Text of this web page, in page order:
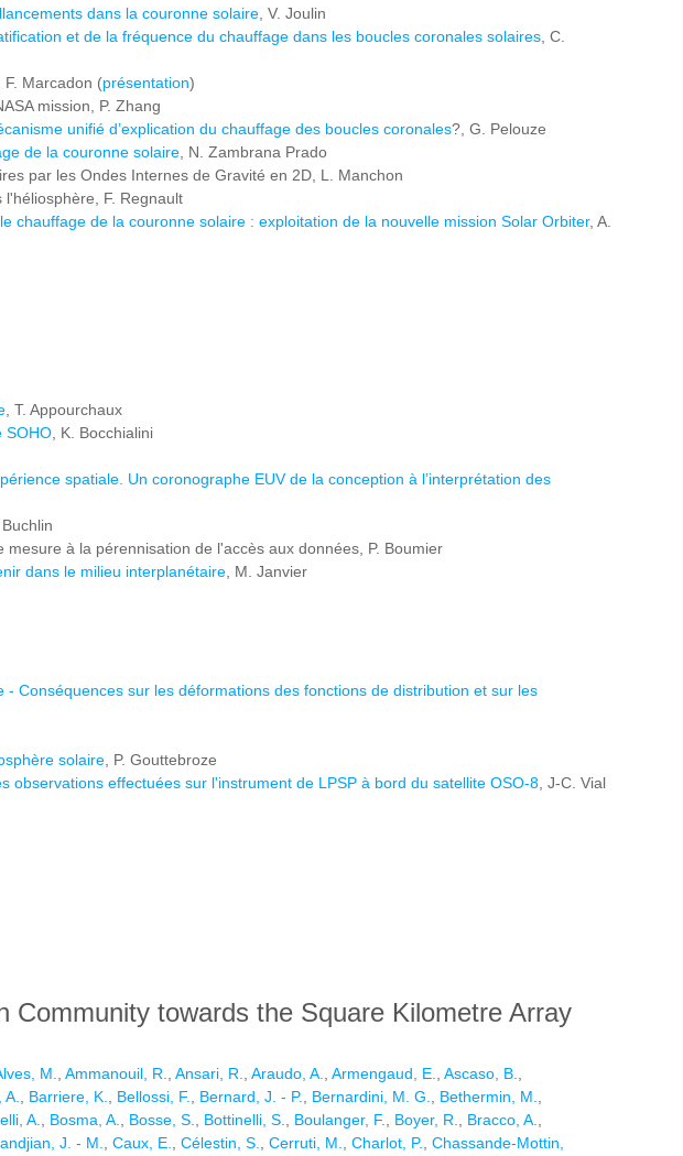
dans la couronne solaire , V. Joulin
et de la fréquence du chauffage dans les boucles coronales solaires , C.
F. Marcadon (présentation)
mission, P. Zhang
unifié d’explication du chauffage des boucles coronales?, G. Pelouze
de la couronne solaire , N. Zambrana Prado
par les Ondes Internes de Gravité en 2D, L. Manchon
F. Regnault
chauffage de la couronne solaire : exploitation de la nouvelle mission Solar Orbiter, A.
, T. Appourchaux
SOHO , K. Bocchialini
spatiale. Un coronographe EUV de la conception à l’interprétation des
Buchlin
à la pérennisation de l'accès aux données, P. Boumier
dans le milieu interplanétaire , M. Janvier
Conséquences sur les déformations des fonctions de distribution et sur les
solaire , P. Gouttebroze
effectuées sur l'instrument de LPSP à bord du satellite OSO-8 , J-C. Vial
Community towards the Square Kilometre Array
M., Ammanouil, R., Ansari, R., Araudo, A., Armengaud, E., Ascaso, B.,
A., Barriere, K., Bellossi, F., Bernard, J. - P., Bernardini, M. G., Bethermin, M.,
A., Bosma, A., Bosse, S., Bottinelli, S., Boulanger, F., Boyer, R., Bracco, A.,
J. - M., Caux, E., Célestin, S., Cerruti, M., Charlot, P., Chassande-Mottin,